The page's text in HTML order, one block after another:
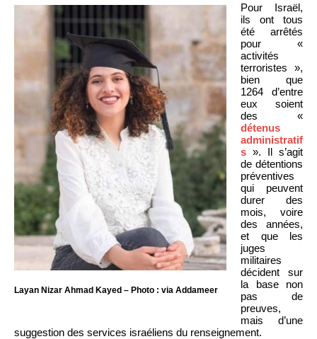
Layan Nizar Ahmad Kayed – Photo : via Addameer
Pour Israël,
ils ont tous
été arrêtés
pour «
activités
terroristes »,
bien que
1264 d’entre
eux soient
des «
détenus
administratif
s ». Il s’agit
de détentions
préventives
qui peuvent
durer des
mois, voire
des années,
et que les
juges
militaires
décident sur
la base non
pas de
preuves,
mais d’une
suggestion des services israéliens du renseignement.